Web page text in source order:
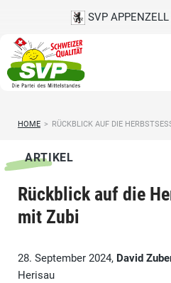
SVP
HOME > RÜCKBLICK AUF DIE
ARTIKEL
Rückblick auf die
mit Zubi
28. September 2024, David
Herisau